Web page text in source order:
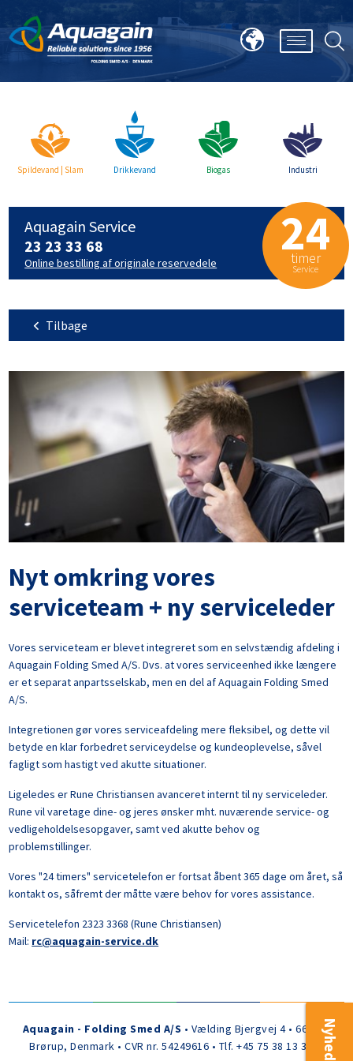
24
timer
Service
Aquagain Service
23 23 33 68
Online bestilling af originale reservedele
Spildevand | Slam Drikkevand Biogas Industri
Tilbage
Nyt omkring vores
serviceteam + ny serviceleder
Vores serviceteam er blevet integreret som en selvstændig afdeling i
Aquagain Folding Smed A/S. Dvs. at vores serviceenhed ikke længere
er et separat anpartsselskab, men en del af Aquagain Folding Smed
A/S.
Integretionen gør vores serviceafdeling mere fleksibel, og dette vil
betyde en klar forbedret serviceydelse og kundeoplevelse, såvel
fagligt som hastigt ved akutte situationer.
Ligeledes er Rune Christiansen avanceret internt til ny serviceleder.
Rune vil varetage dine- og jeres ønsker mht. nuværende service- og
vedligeholdelsesopgaver, samt ved akutte behov og
problemstillinger.
Vores "24 timers" servicetelefon er fortsat åbent 365 dage om året, så
kontakt os, såfremt der måtte være behov for vores assistance.
Servicetelefon 2323 3368 (Rune Christiansen)
Mail: rc@aquagain-service.dk
Aquagain - Folding Smed A/S • Vælding Bjergvej 4 • 6650
Brørup, Denmark • CVR nr. 54249616 • Tlf. +45 75 38 13 30